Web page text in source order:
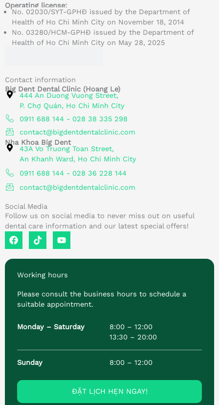
Operating license:
No. 02030/SYT-GPHĐ issued by the Department of
Health of Ho Chi Minh City on November 18, 2014
No. 03280/HCM-GPHĐ issued by the Department of
Health of Ho Chi Minh City on May 28, 2025
Contact information
Big Dent Dental Clinic (Hoang Le)
444 An Duong Vuong Street,
P. Chợ Quán, Ho Chi Minh City
0911 688 144 - 028 38 335 298
contact@bigdentdentalclinic.com
Nha Khoa Big Dent
43A Vo Truong Toan Street,
An Khanh Ward, Ho Chi Minh City
0911 688 144 - 028 36 228 144
contact@bigdentdentalclinic.com
Social Media
Follow us on social media to never miss out on useful
dental care information and our latest special offers!
F
a
c
e
b
o
k
T
i
k
T
k
Y
o
u
T
b
Working hours
Please consult the business hours to schedule a
suitable appointment.
Monday – Saturday
8:00 – 12:00
13:30 – 20:00
Sunday 8:00 – 12:00
ĐẶT LỊCH HẸN NGAY!